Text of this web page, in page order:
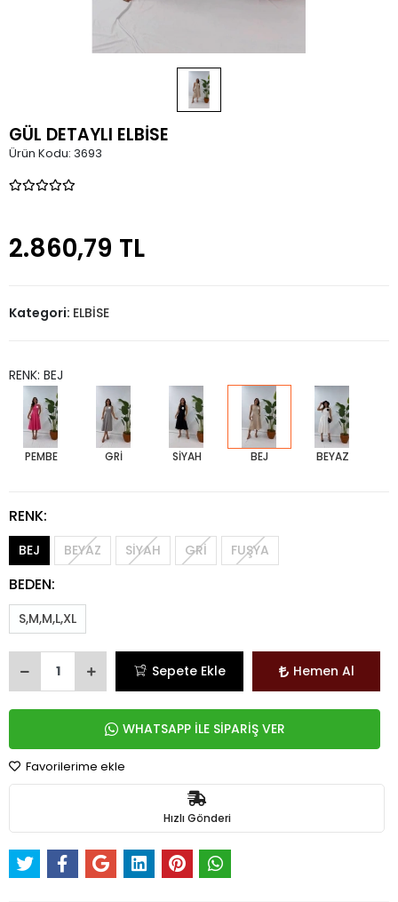
GÜL DETAYLI ELBİSE
Ürün Kodu: 3693
2.860,79 TL
Kategori: ELBİSE
RENK: BEJ
PEMBE GRİ SİYAH BEJ BEYAZ
RENK:
BEJ BEYAZ SİYAH GRİ FUŞYA
BEDEN:
S,M,M,L,XL
Sepete Ekle Hemen Al
WHATSAPP İLE SİPARİŞ VER
Favorilerime ekle
Hızlı Gönderi